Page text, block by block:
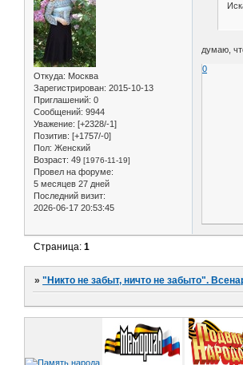
Откуда: Москва
Зарегистрирован: 2015-10-13
Приглашений: 0
Сообщений: 9944
Уважение: [+2328/-1]
Позитив: [+1757/-0]
Пол: Женский
Возраст: 49 [1976-11-19]
Провел на форуме:
5 месяцев 27 дней
Последний визит:
2026-06-17 20:53:45
думаю,
0
Страница:1
»"Никто не забыт, ничто не забыто".